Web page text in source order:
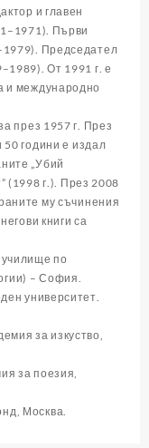
и главен
Първи
Председател
От 1991 г. е
и международно
през 1957 г. През
50 години е издал
„Убий
(1998 г.). През 2008
му съчинения
книги са
по
– София.
университет.
за изкуство,
за поезия,
Москва.